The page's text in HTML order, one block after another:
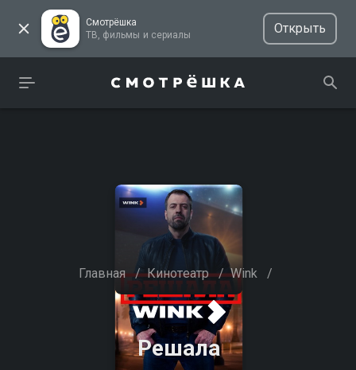
Смотрёшка
ТВ, фильмы и сериалы
Открыть
Главная / Кинотеатр / Wink /
Решала